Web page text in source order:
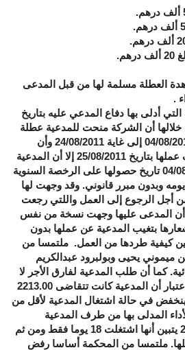
العطلة مسلمة لها من قبل المدعى
.
التي أدلى بها دفاع المدعي عليه بتاريخ
من خلالها أن الشركة منحت للمدعية عطلة
سنوية مدتها 21 يوما من 04/08/2011 إلى غاية 24/08/2011 وأن
المدعية كان عليها استئناف عملها بتاريخ 25/08/2011 إلا أن المدعية
غادرت العمل بتاريخ 04/08/2011 تاريخ حصولها على الرخصة السنوية
وبدون مبرر قانوني. وقد وجهت لها
بتاريخ 08/09/2011 من أجل الرجوع إلى العمل واللتي رجعت
أن المدعى عليها وجهت نسخة من نفس
بتغيب المدعية عن عملها بدون
كيفية طردها من العمل. ملتمسا من
ميموني يحيى وبولبرود عبدالكريم
كما أن طلب المدعية لفارق الأجر لا
أساس له من الصحة على اعتبار أن المدعية كانت تتقاضى 2213.00
يوم وكان ينخفض في حالة اشتغال المدعية لأقل من
المدلى بها من طرف المدعية
والمتعلقة بشهر شتنبر 2010 يتبين أنها اشتغلت 18 يوما فقط ومن ثم
ملتمسا من المحكمة أساسا رفض